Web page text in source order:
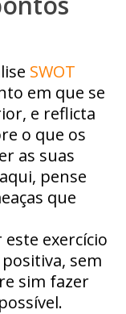
SWOT
em que se
e reflicta
o que os
as suas
pense
que
exercício
sem
sim fazer